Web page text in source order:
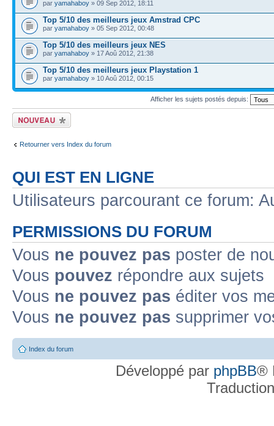
par yamahaboy » 09 Sep 2012, 18:11
Top 5/10 des meilleurs jeux Amstrad CPC
par yamahaboy » 05 Sep 2012, 00:48
Top 5/10 des meilleurs jeux NES
par yamahaboy » 17 Aoû 2012, 21:38
Top 5/10 des meilleurs jeux Playstation 1
par yamahaboy » 10 Aoû 2012, 00:15
Afficher les sujets postés depuis:
Écrire un nouveau
sujet
Retourner vers Index du forum
QUI EST EN LIGNE
Utilisateurs parcourant ce forum:
PERMISSIONS DU FORUM
Vous ne pouvez pas poster de
Vous pouvez répondre aux sujets
Vous ne pouvez pas éditer vos
Vous ne pouvez pas supprimer
Index du forum
Développé par phpBB®